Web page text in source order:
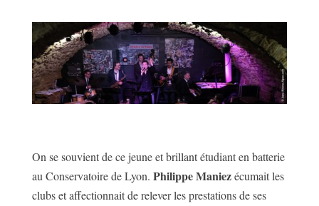
On se souvient de ce jeune et brillant étudiant en batterie
au Conservatoire de Lyon. Philippe Maniezécumait les
clubs et affectionnait de relever les prestations de ses